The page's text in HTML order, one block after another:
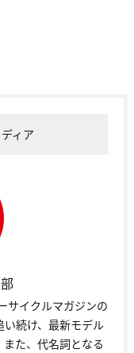
ィア
サイクルマガジンの
続け、最新モデル
た、代名詞となる